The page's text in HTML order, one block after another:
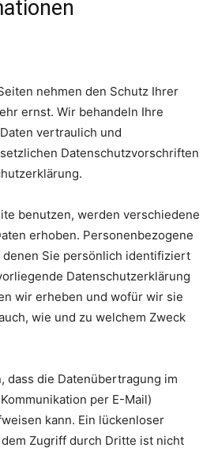
nehmen den Schutz Ihrer
ernst. Wir behandeln Ihre
vertraulich und
Datenschutzvorschriften
benutzen, werden verschiedene
erhoben. Personenbezogene
denen Sie persönlich identifiziert
Datenschutzerklärung
wir erheben und wofür wir sie
wie und zu welchem Zweck
dass die Datenübertragung im
per E-Mail)
kann. Ein lückenloser
Zugriff durch Dritte ist nicht